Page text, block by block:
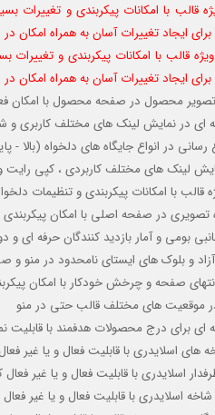
قالب با امکانات پیکربندی و تغییرات
ایجاد تغییرات آسان به همراه امکان
قالب با امکانات پیکربندی و تغییرات
ایجاد تغییرات آسان به همراه امکان
محصول در صفحه محصول با امکان
ای در نمایش لینک های مختلف کاربری و
رسانی در انواع جایگاه های دلخواه
لینک های مختلف کاربردی ، کپی رایت
قالب با امکانات پیکربندی و تنظیمات
تصویری در صفحه اصلی با امکان
بومی و آمار بازدید کنندگان حرفه
و بلوک های ایستای نامحدود در منو
صفحه و چرخش خودکار با امکان
موقعیت های مختلف قالب حتی در منو
ای برای درج محصولات هدفمند با
های اسلایدری با قابلیت فعال و یا غیر
اسلایدری با قابلیت فعال و یا غیر
اسلایدری با قابلیت فعال و یا غیر